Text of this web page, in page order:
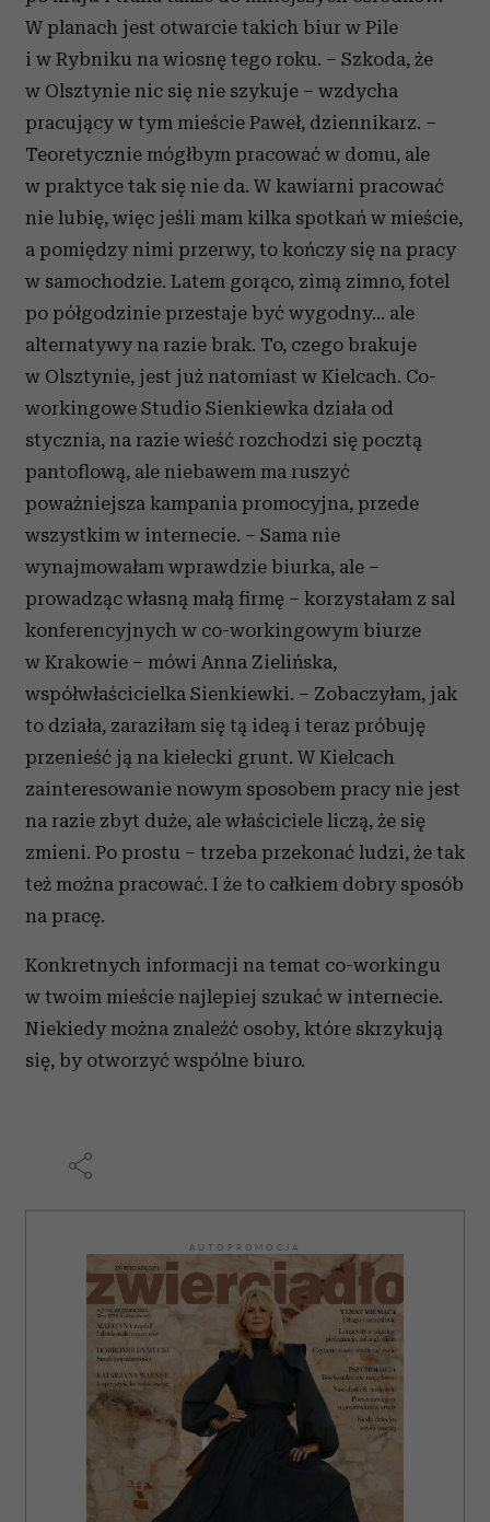
W planach jest otwarcie takich biur w Pile
i w Rybniku na wiosnę tego roku. – Szkoda, że
w Olsztynie nic się nie szykuje – wzdycha
pracujący w tym mieście Paweł, dziennikarz. –
Teoretycznie mógłbym pracować w domu, ale
w praktyce tak się nie da. W kawiarni pracować
nie lubię, więc jeśli mam kilka spotkań w mieście,
a pomiędzy nimi przerwy, to kończy się na pracy
w samochodzie. Latem gorąco, zimą zimno, fotel
po półgodzinie przestaje być wygodny… ale
alternatywy na razie brak. To, czego brakuje
w Olsztynie, jest już natomiast w Kielcach. Co-
workingowe Studio Sienkiewka działa od
stycznia, na razie wieść rozchodzi się pocztą
pantoflową, ale niebawem ma ruszyć
poważniejsza kampania promocyjna, przede
wszystkim w internecie. – Sama nie
wynajmowałam wprawdzie biurka, ale –
prowadząc własną małą firmę – korzystałam z sal
konferencyjnych w co-workingowym biurze
w Krakowie – mówi Anna Zielińska,
współwłaścicielka Sienkiewki. – Zobaczyłam, jak
to działa, zaraziłam się tą ideą i teraz próbuję
przenieść ją na kielecki grunt. W Kielcach
zainteresowanie nowym sposobem pracy nie jest
na razie zbyt duże, ale właściciele liczą, że się
zmieni. Po prostu – trzeba przekonać ludzi, że tak
też można pracować. I że to całkiem dobry sposób
na pracę.
Konkretnych informacji na temat co-workingu
w twoim mieście najlepiej szukać w internecie.
Niekiedy można znaleźć osoby, które skrzykują
się, by otworzyć wspólne biuro.
AUTOPROMOCJA